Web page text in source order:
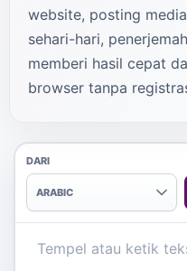
website, posting
sehari-hari,
memberi hasil cepat
browser tanpa
DARI
ARABIC